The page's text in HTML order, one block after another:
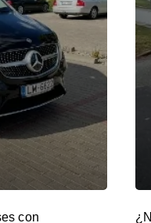
con